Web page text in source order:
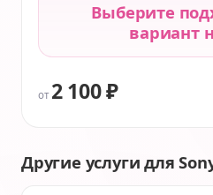
Выберите
вариант
от 2 100 ₽
Другие услуги для